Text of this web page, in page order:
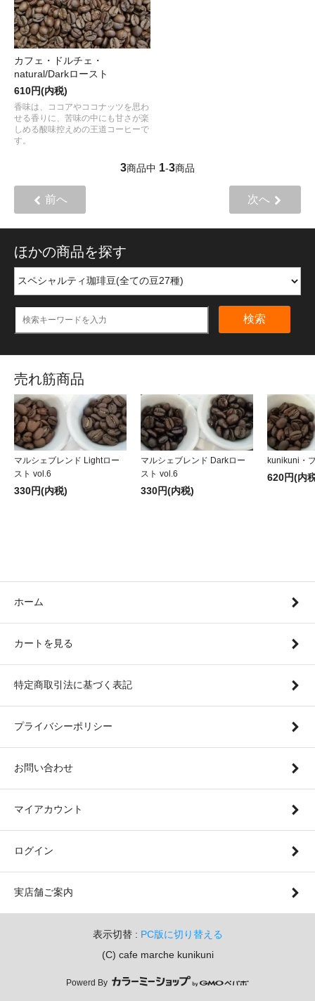
カフェ・ドルチェ・
natural/Darkロースト
610円(内税)
香味は、ココアやココナッツを思わ
せる香りに、苦味の中にも甘さが楽
しめる酸味控えめの王道コーヒーで
す。
3商品中 1-3商品
前へ 次へ
ほかの商品を探す
検索
売れ筋商品
マルシェブレンド Lightロー
スト vol.6
330円(内税)
マルシェブレンド Darkロー
スト vol.6
330円(内税)
kunikuni・
620円(内
ホーム
カートを見る
特定商取引法に基づく表記
プライバシーポリシー
お問い合わせ
マイアカウント
ログイン
実店舗ご案内
表示切替 : PC版に切り替える
(C) cafe marche kunikuni
Powerd By